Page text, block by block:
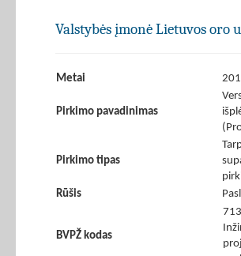
Valstybės įmonė Lietuvos oro
Metai
Pirkimo pavadinimas
Pirkimo tipas
Rūšis
BVPŽ kodas